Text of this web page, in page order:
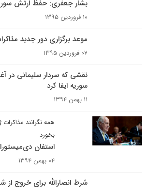
بشار جعفری: حفظ ارتش
۱۰ فروردین ۱۳۹۵
موعد برگزاری دور جدید
۰۷ فروردین ۱۳۹۵
نقشی که سردار سلیمانی در
سوریه ایفا کرد
۱۱ بهمن ۱۳۹۴
بخورد
استفان
۰۴ بهمن ۱۳۹۴
شرط انصارالله برای خروج از